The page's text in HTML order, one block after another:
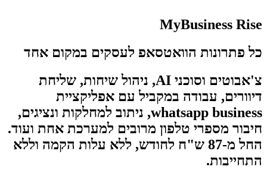
MyBusiness Rise
כל פתרונות הוואטסאפ לעסקים במקום אחד
צ'אבוטים וסוכני AI, ניהול שיחות, שליחת
דיוורים, עבודה במקביל עם אפליקציית
whatsapp business, ניתוב למחלקות ונציגים,
חיבור מספרי טלפון מרובים למערכת אחת ועוד.
החל מ-87 ש"ח לחודש, ללא עלות הקמה וללא
התחייבות.